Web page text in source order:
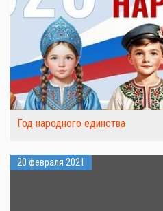
Год народного единства
20 февраля 2021